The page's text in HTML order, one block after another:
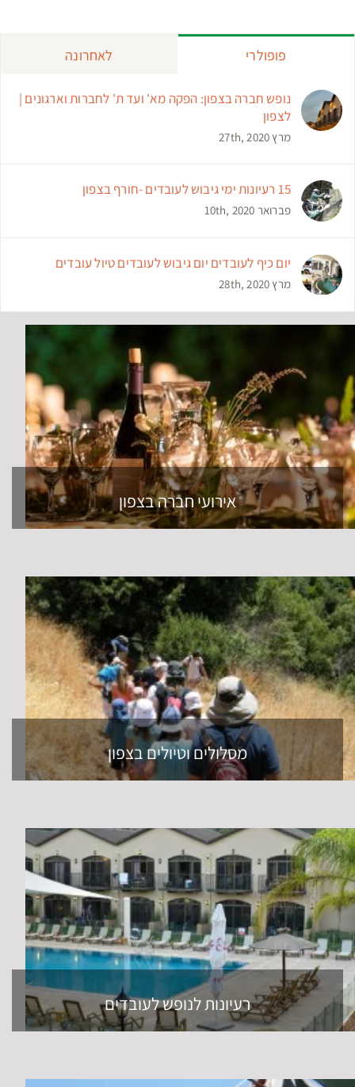
פופולרי לאחרונה
נופש חברה בצפון: הפקה מא' ועד ת' לחברות וארגונים |
לצפון
מרץ 27th, 2020
15 רעיונות ימי גיבוש לעובדים -חורף בצפון
פברואר 10th, 2020
יום כיף לעובדים יום גיבוש לעובדים טיול עובדים
מרץ 28th, 2020
אירועי חברה בצפון
מסלולים וטיולים בצפון
רעיונות לנופש לעובדים